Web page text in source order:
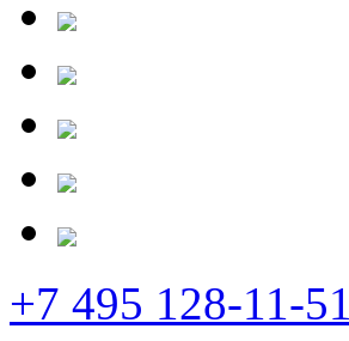
+7 495 128-11-51